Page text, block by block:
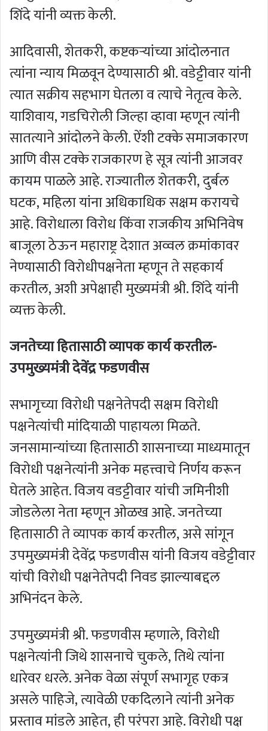
शिंदे यांनी व्यक्त केली.
आदिवासी, शेतकरी, कष्टकऱ्यांच्या आंदोलनात
त्यांना न्याय मिळवून देण्यासाठी श्री. वडेट्टीवार यांनी
त्यात सक्रीय सहभाग घेतला व त्याचे नेतृत्व केले.
याशिवाय, गडचिरोली जिल्हा व्हावा म्हणून त्यांनी
सातत्याने आंदोलने केली. ऐंशी टक्के समाजकारण
आणि वीस टक्के राजकारण हे सूत्र त्यांनी आजवर
कायम पाळले आहे. राज्यातील शेतकरी, दुर्बल
घटक, महिला यांना अधिकाधिक सक्षम करायचे
आहे. विरोधाला विरोध किंवा राजकीय अभिनिवेष
बाजूला ठेऊन महाराष्ट्र देशात अव्वल क्रमांकावर
नेण्यासाठी विरोधीपक्षनेता म्हणून ते सहकार्य
करतील, अशी अपेक्षाही मुख्यमंत्री श्री. शिंदे यांनी
व्यक्त केली.
जनतेच्या हितासाठी व्यापक कार्य करतील-
उपमुख्यमंत्री देवेंद्र फडणवीस
सभागृच्या विरोधी पक्षनेतेपदी सक्षम विरोधी
पक्षनेत्यांची मांदियाळी पाहायला मिळते.
जनसामान्यांच्या हितासाठी शासनाच्या माध्यमातून
विरोधी पक्षनेत्यांनी अनेक महत्त्वाचे निर्णय करून
घेतले आहेत. विजय वडट्टीवार यांची जमिनीशी
जोडलेला नेता म्हणून ओळख आहे. जनतेच्या
हितासाठी ते व्यापक कार्य करतील, असे सांगून
उपमुख्यमंत्री देवेंद्र फडणवीस यांनी विजय वडेट्टीवार
यांची विरोधी पक्षनेतेपदी निवड झाल्याबद्दल
अभिनंदन केले.
उपमुख्यमंत्री श्री. फडणवीस म्हणाले, विरोधी
पक्षनेत्यांनी जिथे शासनाचे चुकले, तिथे त्यांना
धारेवर धरले. अनेक वेळा संपूर्ण सभागृह एकत्र
असले पाहिजे, त्यावेळी एकदिलाने त्यांनी अनेक
प्रस्ताव मांडले आहेत, ही परंपरा आहे. विरोधी पक्ष